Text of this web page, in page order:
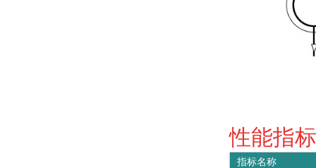
性能指
指标名称